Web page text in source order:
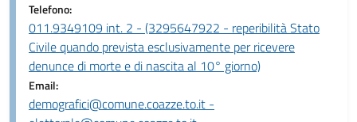
Telefono:
011.9349109 int. 2 - (3295647922 - reperibilità Stato
Civile quando prevista esclusivamente per ricevere
denunce di morte e di nascita al 10° giorno)
Email:
demografici@comune.coazze.to.it -